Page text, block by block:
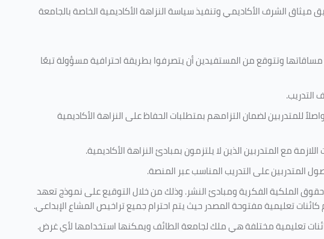
ميثاق الشرف الأكاديمي وتنفيذ سياسة النزاهة الأكاديمية الخاصة بالجامعة
مساقاتها وتتوقع من المستفيدين أن يتصرفوا بطريقة احترافية مسؤولة تبعًا
التدريب.
للمتدربين لضمان التزامهم بمتطلبات الحفاظ على النزاهة الأكاديمية
مع المتدربين الذين لا يلتزمون بمبادئ النزاهة الأكاديمية.
المتدربين على التدريب المناسب عبر المنصة.
الملكية الفكرية ومبادئ النشر. وذلك من خلال التوقيع على نموذج تعهد
كائنات تعليمية مفتوحة المصدر حيث يتم احترام جميع تراخيص المشاع الإبداعي.
تعليمية مختلفة هي ملك لجامعة الطائف ويمكنها استخدامها لأي غرض.